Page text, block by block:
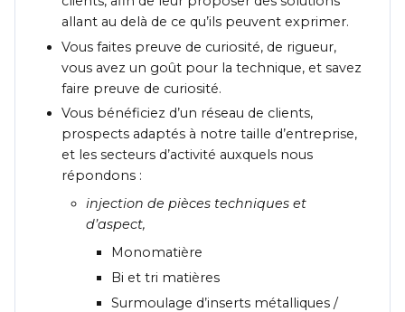
allant au delà de ce qu’ils peuvent exprimer.
Vous faites preuve de curiosité, de rigueur,
vous avez un goût pour la technique, et savez
faire preuve de curiosité.
Vous bénéficiez d’un réseau de clients,
prospects adaptés à notre taille d’entreprise,
et les secteurs d’activité auxquels nous
répondons :
injection de pièces techniques et
d’aspect,
Monomatière
Bi et tri matières
Surmoulage d’inserts métalliques /